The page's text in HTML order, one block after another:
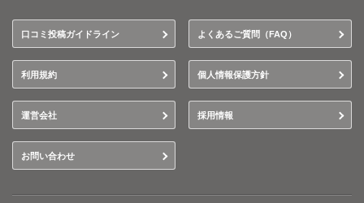
口コミ投稿ガイドライン よくあるご質問（FAQ）
利用規約 個人情報保護方針
運営会社 採用情報
お問い合わせ